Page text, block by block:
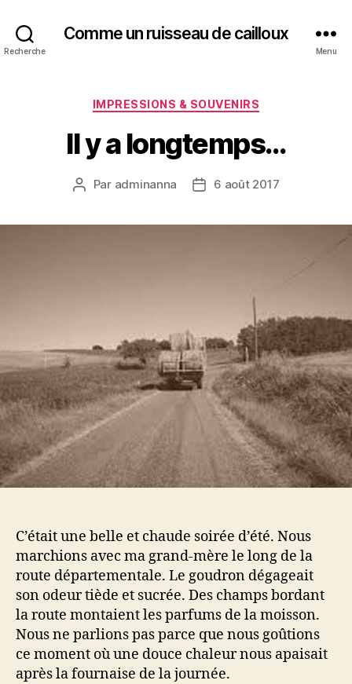
Recherche
Comme un ruisseau de cailloux
Menu
Catégories
IMPRESSIONS & SOUVENIRS
Il y a longtemps…
Auteur
Par adminanna
Date6 août 2017
C’était une belle et chaude soirée d’été. Nous
marchions avec ma grand-mère le long de la
route départementale. Le goudron dégageait
son odeur tiède et sucrée. Des champs bordant
la route montaient les parfums de la moisson.
Nous ne parlions pas parce que nous goûtions
ce moment où une douce chaleur nous apaisait
après la fournaise de la journée.